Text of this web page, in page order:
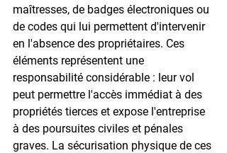
maîtresses, de badges électroniques ou
de codes qui lui permettent d'intervenir
en l'absence des propriétaires. Ces
éléments représentent une
responsabilité considérable : leur vol
peut permettre l'accès immédiat à des
propriétés tierces et expose l'entreprise
à des poursuites civiles et pénales
graves. La sécurisation physique de ces